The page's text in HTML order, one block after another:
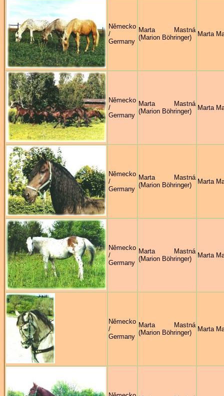
Německo
/
Germany
Marta Mastná
(Marion Böhringer)
Marta
Německo
/
Germany
Marta Mastná
(Marion Böhringer)
Marta
Německo
/
Germany
Marta Mastná
(Marion Böhringer)
Marta
Německo
/
Germany
Marta Mastná
(Marion Böhringer)
Marta
Německo
/
Germany
Marta Mastná
(Marion Böhringer)
Marta